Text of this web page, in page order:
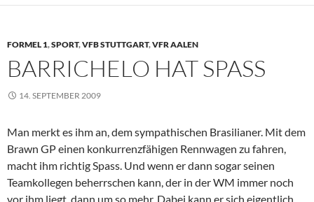
FORMEL 1,SPORT,VFB STUTTGART,VFR AALEN
BARRICHELO HAT SPASS
14. SEPTEMBER 2009
Man merkt es ihm an, dem sympathischen Brasilianer. Mit dem
Brawn GP einen konkurrenzfähigen Rennwagen zu fahren,
macht ihm richtig Spass. Und wenn er dann sogar seinen
Teamkollegen beherrschen kann, der in der WM immer noch
vor ihm liegt, dann um so mehr. Dabei kann er sich eigentlich